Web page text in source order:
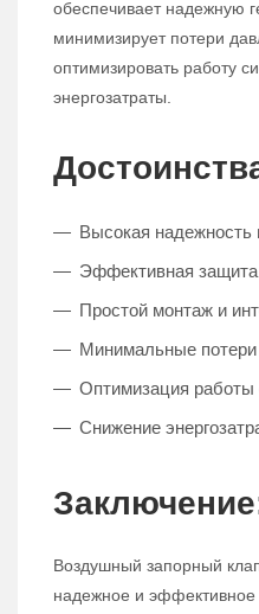
обеспечивает надежную
минимизирует потери
оптимизировать работу
энергозатраты.
Высокая надежность
Эффективная защита
Простой монтаж и
Минимальные потери
Оптимизация работы
Снижение
Воздушный запорный
надежное и